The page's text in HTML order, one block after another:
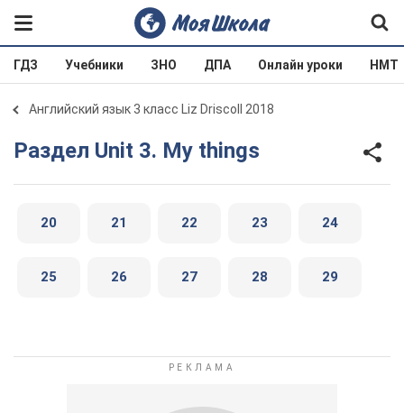
ГДЗ Учебники ЗНО ДПА Онлайн уроки НМТ
Английский язык 3 класс Liz Driscoll 2018
Раздел Unit 3. My things
20 21 22 23 24
25 26 27 28 29